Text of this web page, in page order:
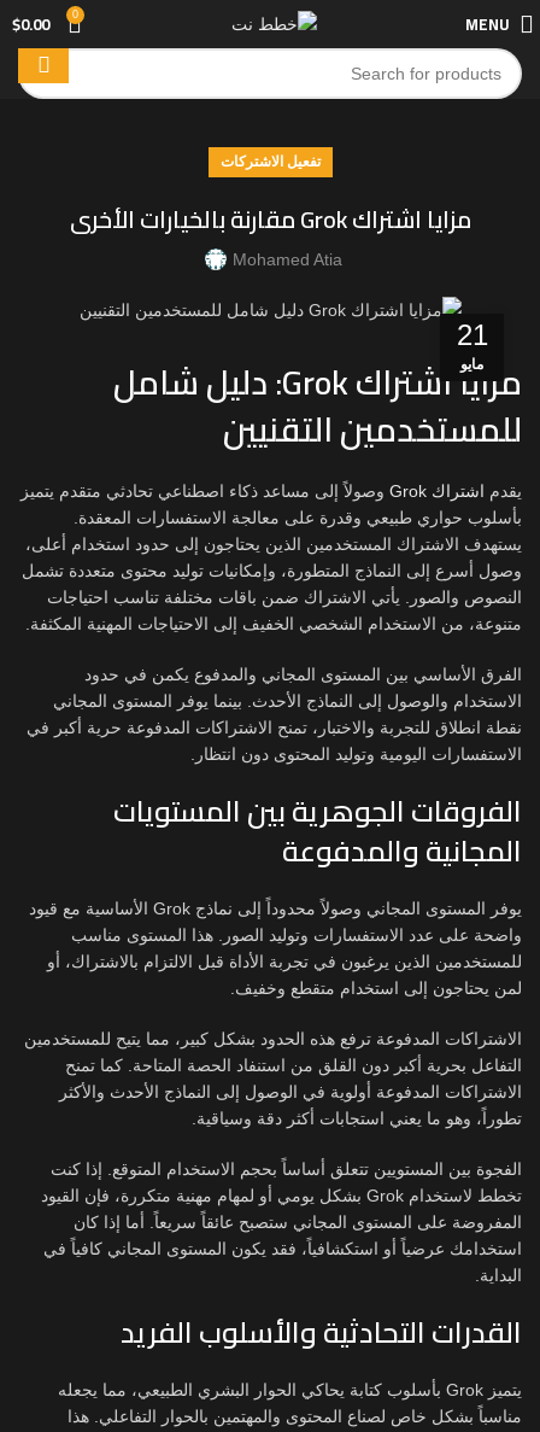
MENU
0
$0.00
تفعيل الاشتركات
مزايا اشتراك Grok مقارنة بالخيارات الأخرى
Mohamed Atia
21
مايو مزايا اشتراك Grok: دليل شامل
للمستخدمين التقنيين
يقدم اشتراك Grok
وصولاً إلى مساعد ذكاء اصطناعي تحادثي متقدم يتميز
بأسلوب حواري طبيعي وقدرة على معالجة الاستفسارات المعقدة.
يستهدف الاشتراك المستخدمين الذين يحتاجون إلى حدود استخدام أعلى،
وصول أسرع إلى النماذج المتطورة، وإمكانيات توليد محتوى متعددة تشمل
النصوص والصور. يأتي الاشتراك ضمن باقات مختلفة تناسب احتياجات
متنوعة، من الاستخدام الشخصي الخفيف إلى الاحتياجات المهنية المكثفة.
الفرق الأساسي بين المستوى المجاني والمدفوع يكمن في حدود
الاستخدام والوصول إلى النماذج الأحدث. بينما يوفر المستوى المجاني
نقطة انطلاق للتجربة والاختبار، تمنح الاشتراكات المدفوعة حرية أكبر في
الاستفسارات اليومية وتوليد المحتوى دون انتظار.
الفروقات الجوهرية بين المستويات
المجانية والمدفوعة
يوفر المستوى المجاني وصولاً محدوداً إلى نماذج Grok الأساسية مع قيود
واضحة على عدد الاستفسارات وتوليد الصور. هذا المستوى مناسب
للمستخدمين الذين يرغبون في تجربة الأداة قبل الالتزام بالاشتراك، أو
لمن يحتاجون إلى استخدام متقطع وخفيف.
الاشتراكات المدفوعة ترفع هذه الحدود بشكل كبير، مما يتيح للمستخدمين
التفاعل بحرية أكبر دون القلق من استنفاد الحصة المتاحة. كما تمنح
الاشتراكات المدفوعة أولوية في الوصول إلى النماذج الأحدث والأكثر
تطوراً، وهو ما يعني استجابات أكثر دقة وسياقية.
الفجوة بين المستويين تتعلق أساساً بحجم الاستخدام المتوقع. إذا كنت
تخطط لاستخدام Grok بشكل يومي أو لمهام مهنية متكررة، فإن القيود
المفروضة على المستوى المجاني ستصبح عائقاً سريعاً. أما إذا كان
استخدامك عرضياً أو استكشافياً، فقد يكون المستوى المجاني كافياً في
البداية.
القدرات التحادثية والأسلوب الفريد
يتميز Grok بأسلوب كتابة يحاكي الحوار البشري الطبيعي، مما يجعله
مناسباً بشكل خاص لصناع المحتوى والمهتمين بالحوار التفاعلي. هذا